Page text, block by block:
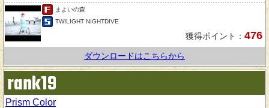
まよいの森
TWILIGHT NIGHTDIVE
獲得ポイント： 476
ダウンロードはこちらから
rank19
Prism Color